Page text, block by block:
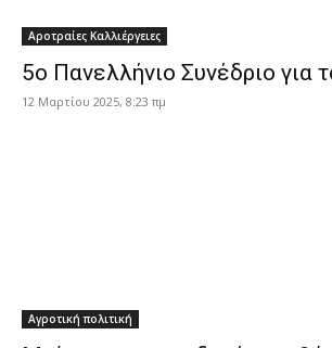
Αροτραίες Καλλιέργειες
5ο Πανελλήνιο Συνέδριο για
12 Μαρτίου 2025, 8:23 πμ
Αγροτική πολιτική